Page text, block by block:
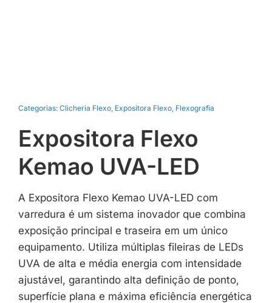
Categorias: Clicheria Flexo, Expositora Flexo, Flexografia
Expositora Flexo
Kemao UVA-LED
A Expositora Flexo Kemao UVA-LED com
varredura é um sistema inovador que combina
exposição principal e traseira em um único
equipamento. Utiliza múltiplas fileiras de LEDs
UVA de alta e média energia com intensidade
ajustável, garantindo alta definição de ponto,
superfície plana e máxima eficiência energética